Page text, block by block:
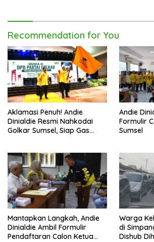
Recommendation for You
Aklamasi Penuh! Andie
Dinialdie Resmi Nahkodai
Golkar Sumsel, Siap Gas
Andie
Formulir
Sumsel
Mantapkan Langkah, Andie
Dinialdie Ambil Formulir
Pendaftaran Calon Ketua
Warga
di
Dishub